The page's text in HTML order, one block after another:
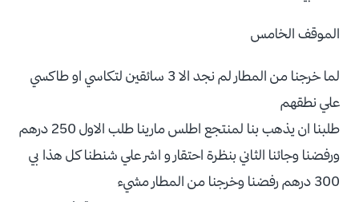
الموقف الخامس
لما خرجنا من المطار لم نجد الا 3 سائقين لتكاسي او طاكسي
علي نطقهم
طلبنا ان يذهب بنا لمنتجع اطلس مارينا طلب الاول 250 درهم
ورفضنا وجائنا الثاني بنظرة احتقار و اشر علي شنطنا كل هذا بي
300 درهم رفضنا وخرجنا من المطار مشيء